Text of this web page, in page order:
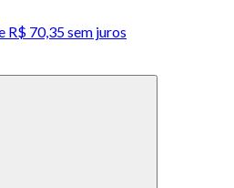
R$ 70,35 sem juros